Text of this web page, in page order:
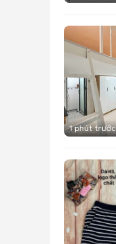
1 phút trước